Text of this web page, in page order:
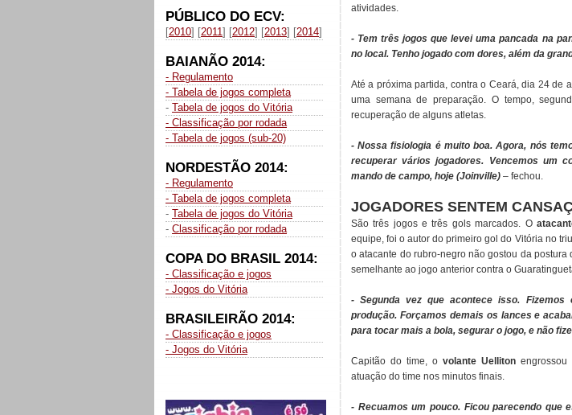
PÚBLICO DO ECV:
[2010] [2011] [2012] [2013] [2014]
BAIANÃO 2014:
- Regulamento
- Tabela de jogos completa
- Tabela de jogos do Vitória
- Classificação por rodada
- Tabela de jogos (sub-20)
NORDESTÃO 2014:
- Regulamento
- Tabela de jogos completa
- Tabela de jogos do Vitória
- Classificação por rodada
COPA DO BRASIL 2014:
- Classificação e jogos
- Jogos do Vitória
BRASILEIRÃO 2014:
- Classificação e jogos
- Jogos do Vitória
atividades.
- Tem três jogos que levei uma pancada na
no local. Tenho jogado com dores, além da
Até a próxima partida, contra o Ceará, dia 24 de
uma semana de preparação. O tempo,
recuperação de alguns atletas.
- Nossa fisiologia é muito boa. Agora, nós
recuperar vários jogadores. Vencemos um
mando de campo, hoje (Joinville) – fechou.
JOGADORES SENTEM
São três jogos e três gols marcados. O
equipe, foi o autor do primeiro gol do Vitória no
o atacante do rubro-negro não gostou da
semelhante ao jogo anterior contra o
- Segunda vez que acontece isso.
produção. Forçamos demais os lances e
para tocar mais a bola, segurar o jogo, e não
Capitão do time, ovolante Uelliton
atuação do time nos minutos finais.
- Recuamos um pouco. Ficou parecendo que